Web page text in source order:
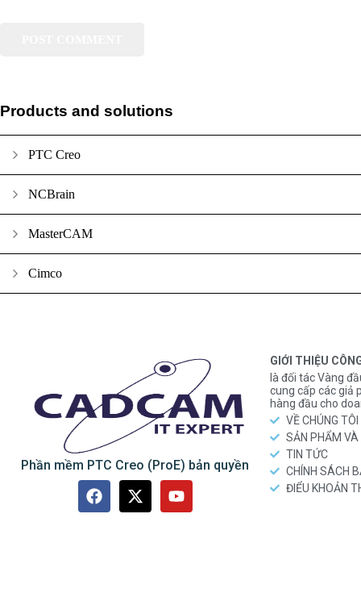
Products and solutions
PTC Creo
NCBrain
MasterCAM
Cimco
Phần mềm PTC Creo (ProE) bản quyền
GIỚI THIỆU
là đối tác Vàng
cung cấp các giả
hàng đầu cho
VỀ CHÚNG TÔI
SẢN PHẨM VÀ
TIN TỨC
CHÍNH SÁCH
ĐIỂU KHOẢN